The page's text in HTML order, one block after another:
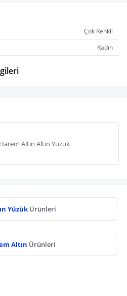
Çok Renkli
Kadın
Altın Altın Yüzük
Yüzük Ürünleri
Altın Ürünleri